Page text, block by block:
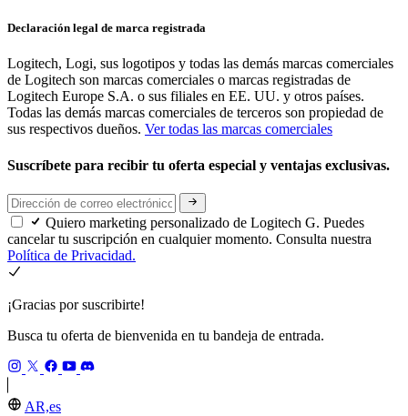
Declaración legal de marca registrada
Logitech, Logi, sus logotipos y todas las demás marcas comerciales
de Logitech son marcas comerciales o marcas registradas de
Logitech Europe S.A. o sus filiales en EE. UU. y otros países.
Todas las demás marcas comerciales de terceros son propiedad de
sus respectivos dueños. Ver todas las marcas comerciales
Suscríbete para recibir tu oferta especial y ventajas exclusivas.
Quiero marketing personalizado de Logitech G. Puedes
cancelar tu suscripción en cualquier momento. Consulta nuestra
Política de Privacidad.
¡Gracias por suscribirte!
Busca tu oferta de bienvenida en tu bandeja de entrada.
AR,es